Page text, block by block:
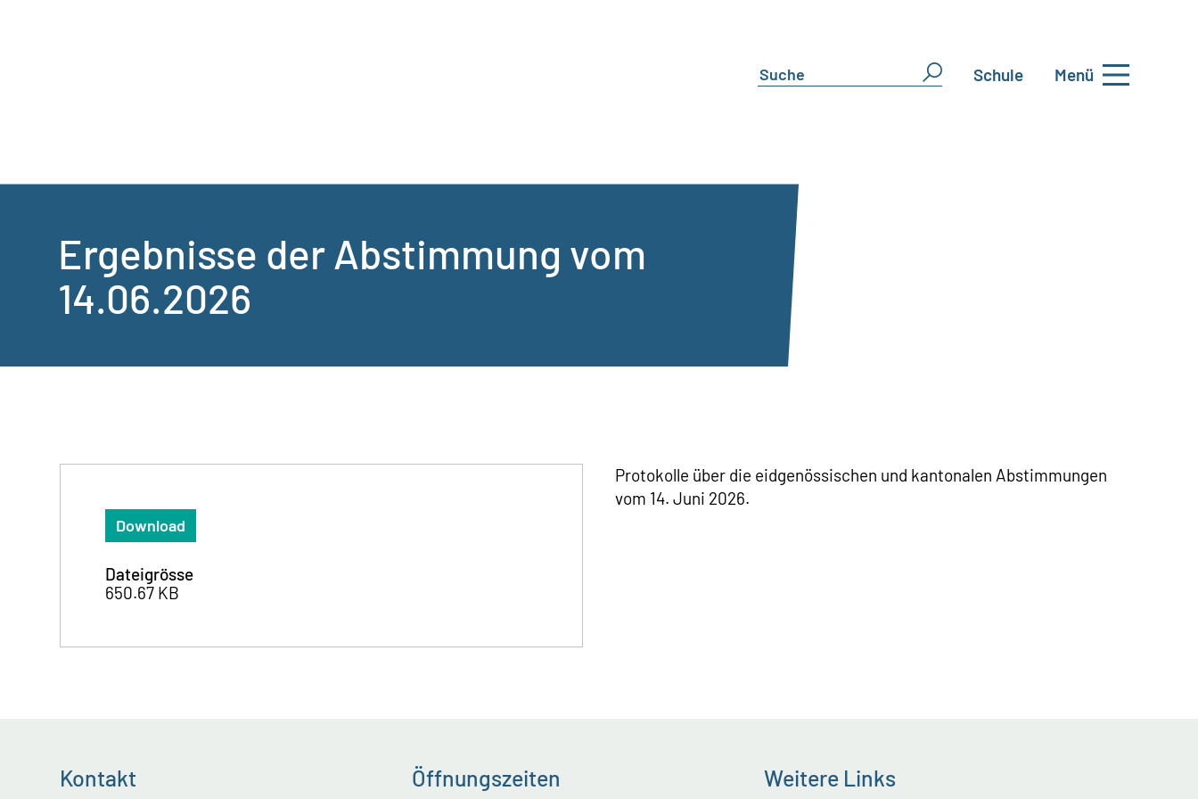
Schule Menü
Ergebnisse der Abstimmung vom
14.06.2026
Download
Dateigrösse
650.67 KB
Protokolle über die eidgenössischen und kantonalen Abstimmungen
vom 14. Juni 2026.
Kontakt Öffnungszeiten Weitere Links